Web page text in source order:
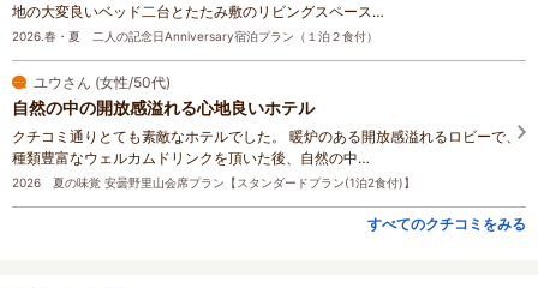
地の大変良いベッド二台とたたみ敷のリビングスペース…
2026.春・夏 二人の記念日Anniversary宿泊プラン（１泊２食付）
ユウさん (女性/50代)
自然の中の開放感溢れる心地良いホテル
クチコミ通りとても素敵なホテルでした。 暖炉のある開放感溢れるロビーで、
種類豊富なウェルカムドリンクを頂いた後、自然の中…
2026 夏の味覚 安曇野里山会席プラン【スタンダードプラン(1泊2食付)】
すべてのクチコミをみる